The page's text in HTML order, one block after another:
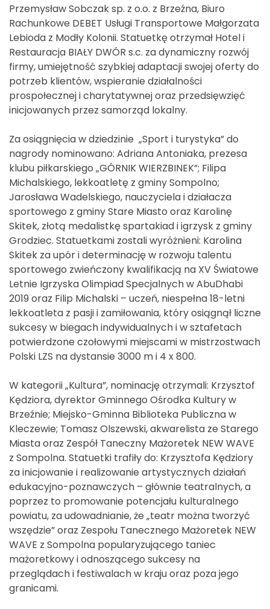
Przemysław Sobczak sp. z o.o. z Brzeźna, Biuro
Rachunkowe DEBET Usługi Transportowe Małgorzata
Lebioda z Modły Kolonii. Statuetkę otrzymał Hotel i
Restauracja BIAŁY DWÓR s.c. za dynamiczny rozwój
firmy, umiejętność szybkiej adaptacji swojej oferty do
potrzeb klientów, wspieranie działalności
prospołecznej i charytatywnej oraz przedsięwzięć
inicjowanych przez samorząd lokalny.
Za osiągnięcia w dziedzinie „Sport i turystyka” do
nagrody nominowano: Adriana Antoniaka, prezesa
klubu piłkarskiego „GÓRNIK WIERZBINEK”; Filipa
Michalskiego, lekkoatletę z gminy Sompolno;
Jarosława Wadelskiego, nauczyciela i działacza
sportowego z gminy Stare Miasto oraz Karolinę
Skitek, złotą medalistkę spartakiad i igrzysk z gminy
Grodziec. Statuetkami zostali wyróżnieni: Karolina
Skitek za upór i determinację w rozwoju talentu
sportowego zwieńczony kwalifikacją na XV Światowe
Letnie Igrzyska Olimpiad Specjalnych w AbuDhabi
2019 oraz Filip Michalski – uczeń, niespełna 18-letni
lekkoatleta z pasji i zamiłowania, który osiągnął liczne
sukcesy w biegach indywidualnych i w sztafetach
potwierdzone czołowymi miejscami w mistrzostwach
Polski LZS na dystansie 3000 m i 4 x 800.
W kategorii „Kultura”, nominację otrzymali: Krzysztof
Kędziora, dyrektor Gminnego Ośrodka Kultury w
Brzeźnie; Miejsko-Gminna Biblioteka Publiczna w
Kleczewie; Tomasz Olszewski, akwarelista ze Starego
Miasta oraz Zespół Taneczny Mażoretek NEW WAVE
z Sompolna. Statuetki trafiły do: Krzysztofa Kędziory
za inicjowanie i realizowanie artystycznych działań
edukacyjno-poznawczych – głównie teatralnych, a
poprzez to promowanie potencjału kulturalnego
powiatu, za udowadnianie, że „teatr można tworzyć
wszędzie” oraz Zespołu Tanecznego Mażoretek NEW
WAVE z Sompolna popularyzującego taniec
mażoretkowy i odnoszącego sukcesy na
przeglądach i festiwalach w kraju oraz poza jego
granicami.